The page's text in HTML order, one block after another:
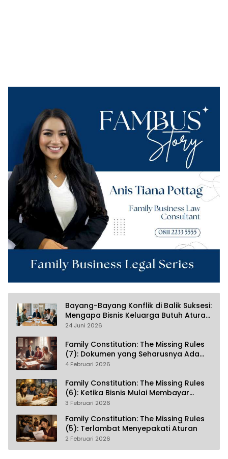
TOPMEDIA.ID
Bayang-Bayang Konflik di Balik Suksesi:
Mengapa Bisnis Keluarga Butuh Aturan
Main Jelas?
24 Juni 2026
Family Constitution: The Missing Rules
(7): Dokumen yang Seharusnya Ada
Sejak Awal
4 Februari 2026
Family Constitution: The Missing Rules
(6): Ketika Bisnis Mulai Membayar
Harga
3 Februari 2026
Family Constitution: The Missing Rules
(5): Terlambat Menyepakati Aturan
2 Februari 2026